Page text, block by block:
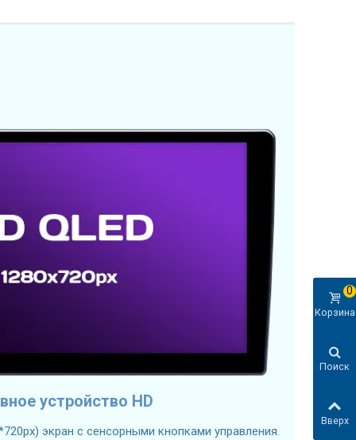
устройство HD
экран с сенсорными кнопками управления.
Корзина
0
Поиск
Вверх